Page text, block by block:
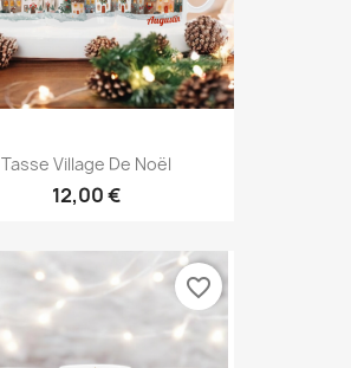
Tasse Village De Noël
12,00 €
favorite_border